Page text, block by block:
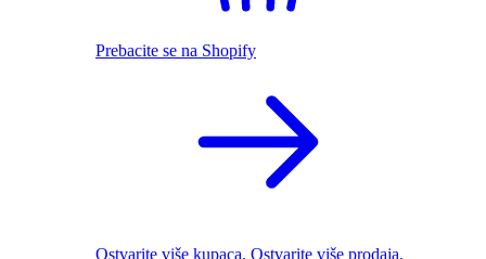
Prebacite se na Shopify
Ostvarite više kupaca. Ostvarite više prodaja.